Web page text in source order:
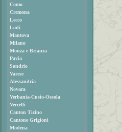
Como
Cremona
Lecco
Lodi
Mantova
Milano
Monza e Brianza
Pavia
Sondrio
Varese
Alessandria
Novara
Verbania-Cusio-Ossola
Vercelli
Canton Ticino
Cantone Grigioni
Modena